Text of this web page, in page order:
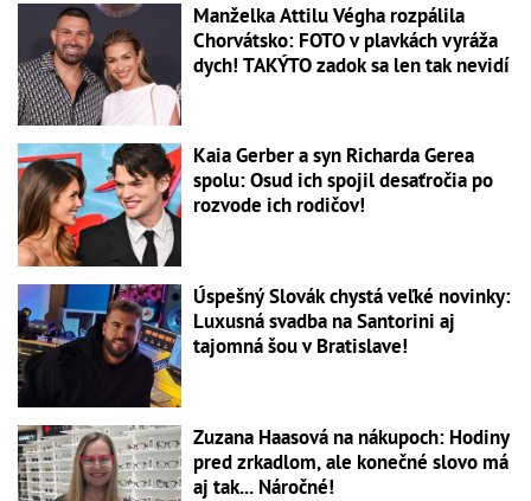
Manželka Attilu Végha rozpálila
Chorvátsko: FOTO v plavkách vyráža
dych! TAKÝTO zadok sa len tak nevidí
Kaia Gerber a syn Richarda Gerea
spolu: Osud ich spojil desaťročia po
rozvode ich rodičov!
Úspešný Slovák chystá veľké novinky:
Luxusná svadba na Santorini aj
tajomná šou v Bratislave!
Zuzana Haasová na nákupoch: Hodiny
pred zrkadlom, ale konečné slovo má
aj tak... Náročné!